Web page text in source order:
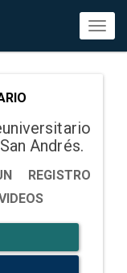
Andrés.
REGISTRO